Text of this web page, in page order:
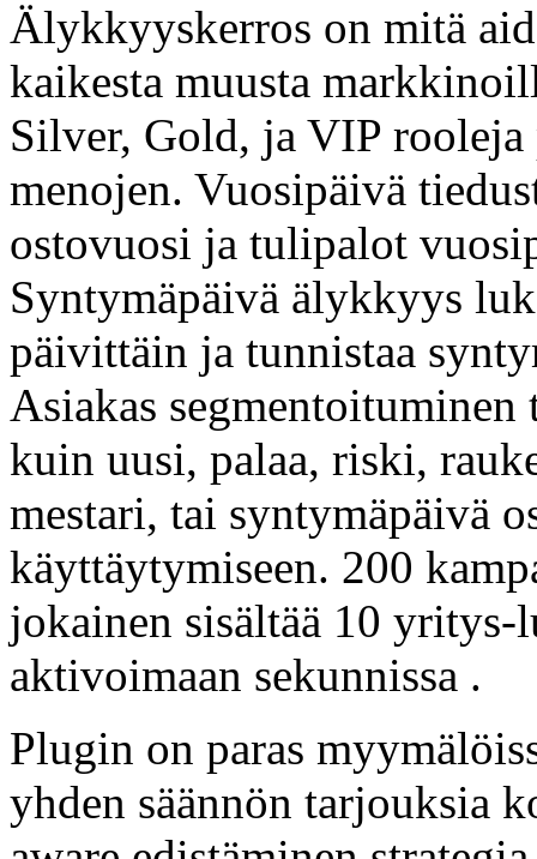
Älykkyyskerros on mitä
kaikesta muusta
Silver, Gold, ja VIP rooleja
menojen. Vuosipäivä
ostovuosi ja tulipalot
Syntymäpäivä älykkyys
päivittäin ja tunnistaa
Asiakas
kuin uusi, palaa, riski,
mestari, tai syntymäpäivä
käyttäytymiseen. 200
jokainen sisältää 10 yritys-
aktivoimaan sekunnissa .
Plugin on paras
yhden säännön tarjouksia